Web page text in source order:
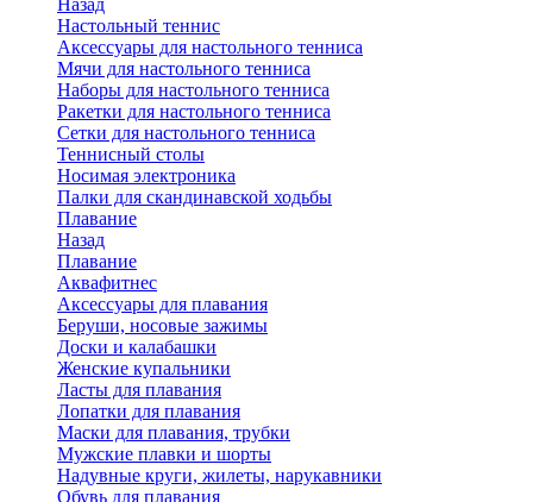
Назад
Настольный теннис
Аксессуары для настольного тенниса
Мячи для настольного тенниса
Наборы для настольного тенниса
Ракетки для настольного тенниса
Сетки для настольного тенниса
Теннисный столы
Носимая электроника
Палки для скандинавской ходьбы
Плавание
Назад
Плавание
Аквафитнес
Аксессуары для плавания
Беруши, носовые зажимы
Доски и калабашки
Женские купальники
Ласты для плавания
Лопатки для плавания
Маски для плавания, трубки
Мужские плавки и шорты
Надувные круги, жилеты, нарукавники
Обувь для плавания